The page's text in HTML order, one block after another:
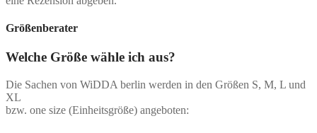
Größenberater
Welche Größe wähle ich aus?
Die Sachen von WiDDA berlin werden in den Größen S, M, L und
XL
bzw. one size (Einheitsgröße) angeboten: